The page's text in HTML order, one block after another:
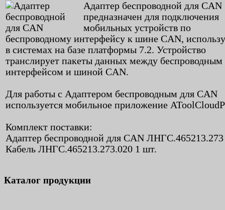
Адаптер беспроводной для CAN
предназначен для подключения
мобильных устройств по
беспроводному интерфейсу к шине CAN,
в системах на базе платформы 7.2. Устройство
транслирует пакеты данных между беспроводным
интерфейсом и шиной CAN.
Для работы c Адаптером беспроводным для CAN
используется мобильное приложение
Комплект поставки:
Адаптер беспроводной для CAN
Кабель ЛНГС.465213.273.020 1 шт.
Каталог продукции